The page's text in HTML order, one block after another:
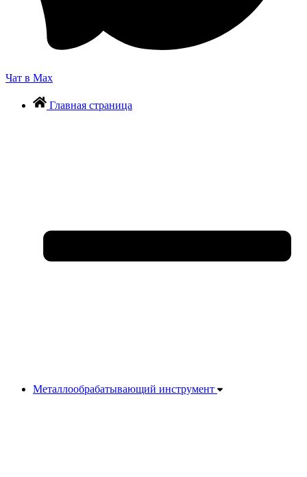
Чат в Max
Главная страница
Металлообрабатывающий инструмент